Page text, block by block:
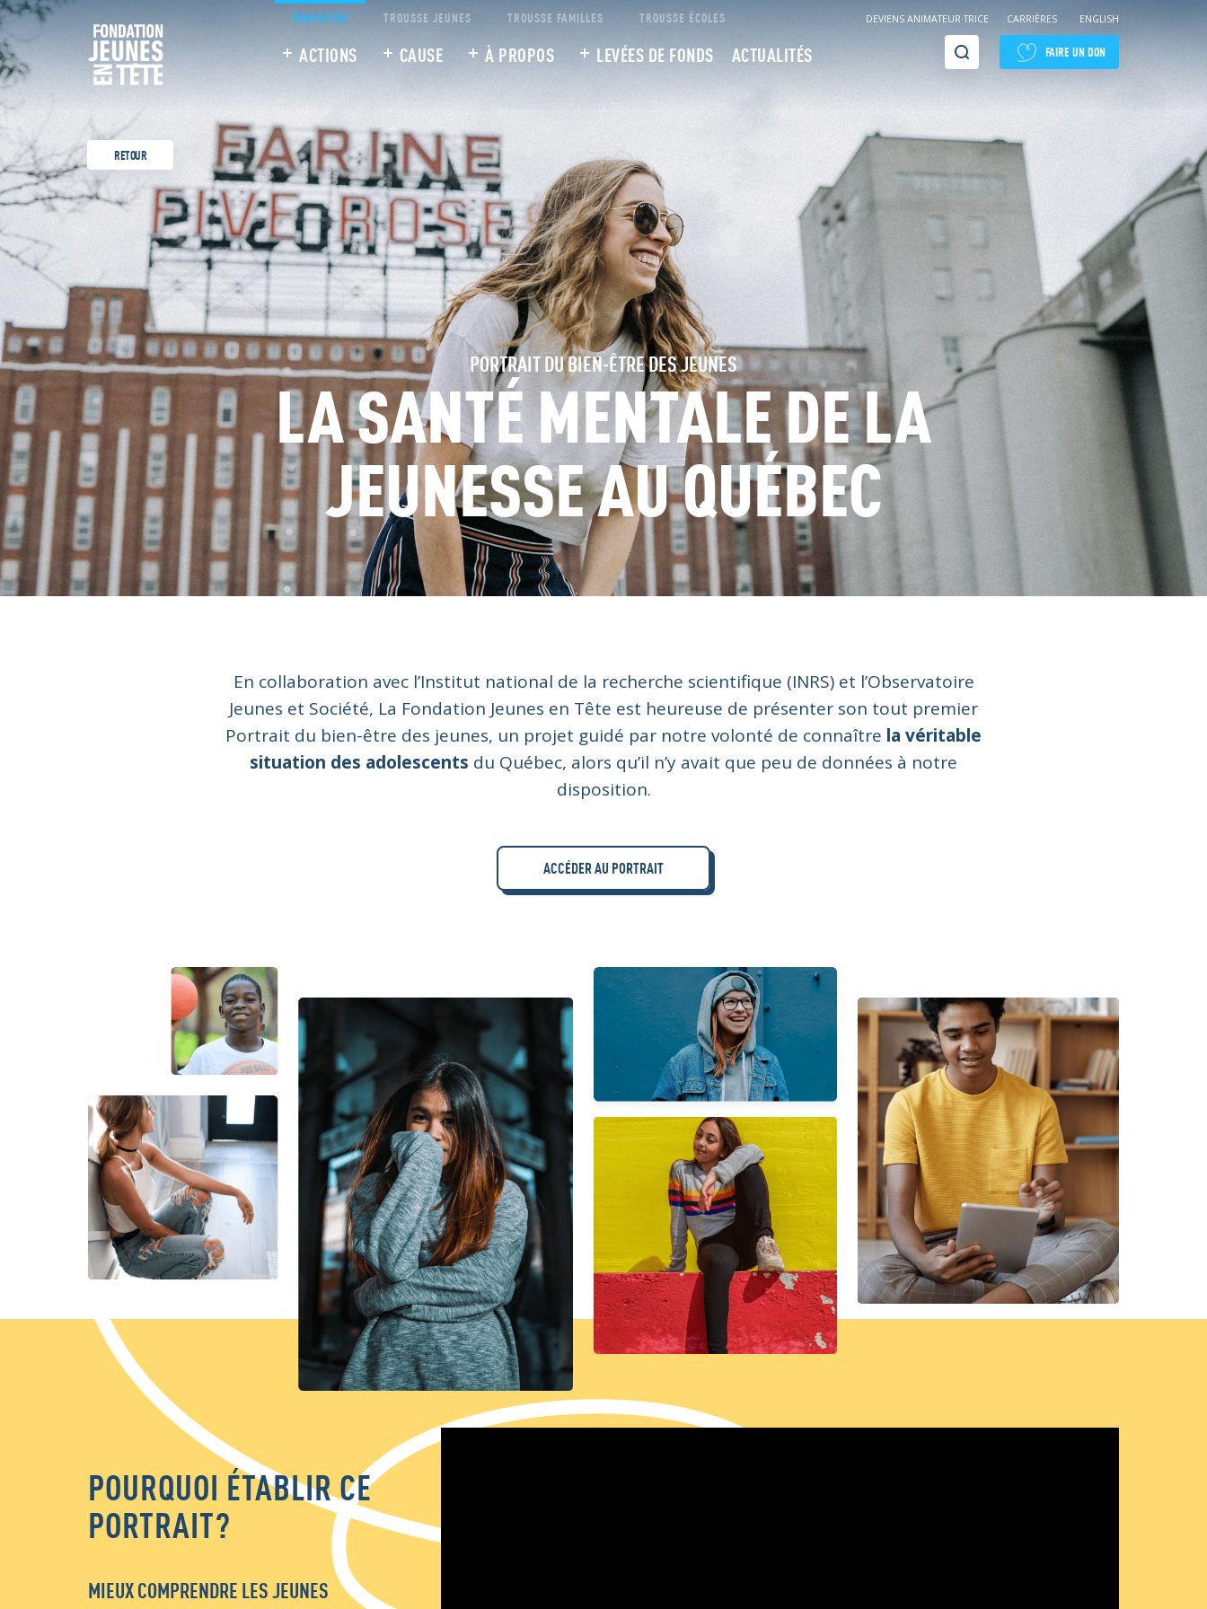
FONDATION TROUSSE JEUNES TROUSSE FAMILLES TROUSSE ÉCOLES
ACTIONS CAUSE À PROPOS LEVÉES DE FONDS ACTUALITÉS
DEVIENS ANIMATEUR·TRICE CARRIÈRES ENGLISH
Recherche FAIRE UN DON
RETOUR
PORTRAIT DU BIEN-ÊTRE DES JEUNES
LA SANTÉ MENTALE DE LA
JEUNESSE AU QUÉBEC
En collaboration avec l’Institut national de la recherche scientifique (INRS) et l’Observatoire
Jeunes et Société, La Fondation Jeunes en Tête est heureuse de présenter son tout premier
Portrait du bien-être des jeunes, un projet guidé par notre volonté de connaître la véritable
situation des adolescents du Québec, alors qu’il n’y avait que peu de données à notre
disposition.
ACCÉDER AU PORTRAIT
POURQUOI ÉTABLIR CE
PORTRAIT?
MIEUX COMPRENDRE LES JEUNES